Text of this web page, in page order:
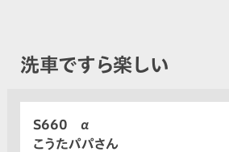
洗車ですら楽しい
S660 α
こうたパパさん